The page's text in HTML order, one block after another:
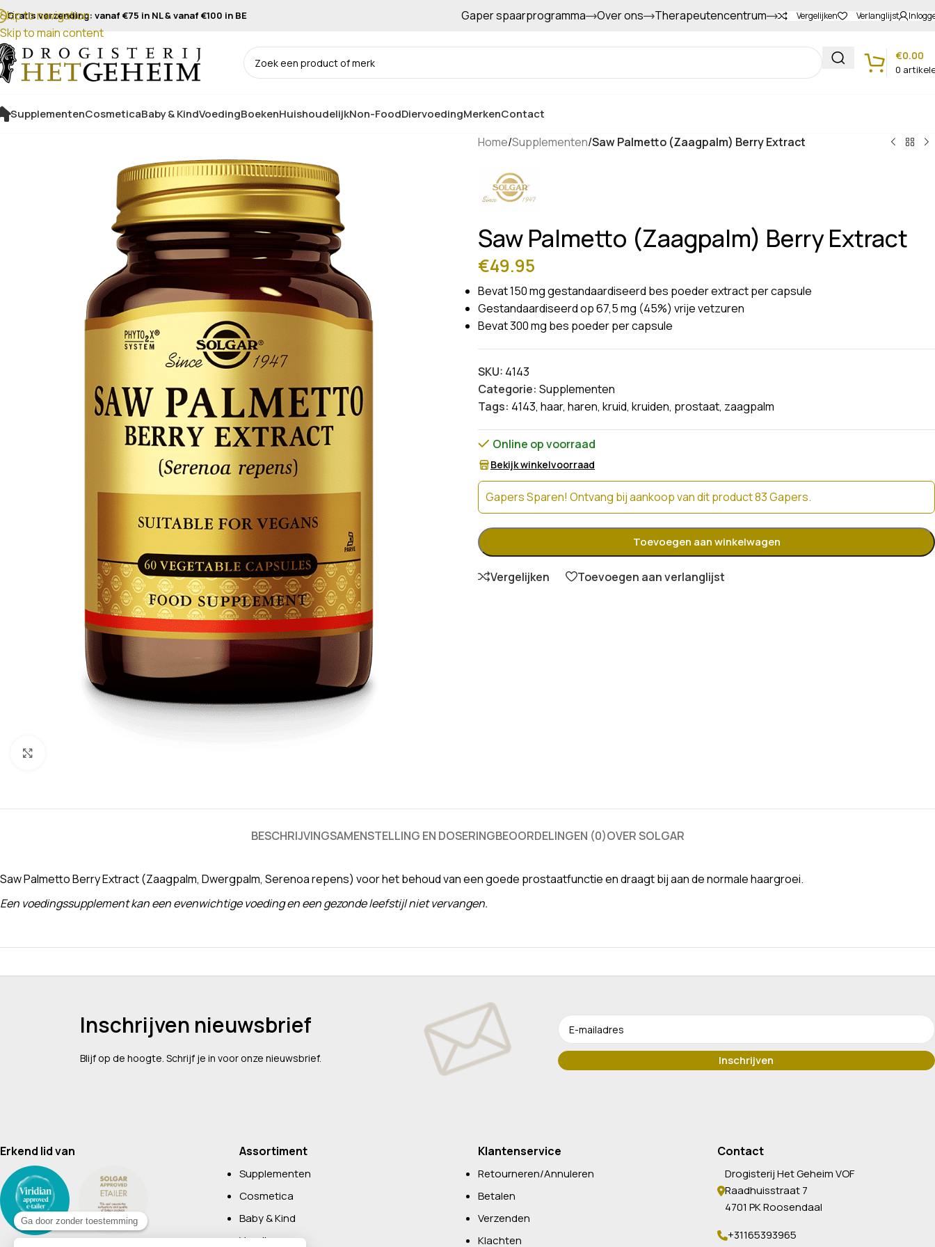
Skip to navigation
Skip to main content
Gratis verzending: vanaf €75 in NL & vanaf €100 in BE Gratis afhalen in de winkel Gapers sparen voor extra korting
Gaper spaarprogramma Over ons Therapeutencentrum Vergelijken Verlanglijst
0
€0.00
SupplementenCosmeticaBaby & KindVoedingBoekenHuishoudelijkNon-FoodDiervoedingMerkenContact
Home/Supplementen/Saw Palmetto (Zaagpalm) Berry Extract
Saw Palmetto (Zaagpalm) Berry Extract
€49.95
Bevat 150 mg gestandaardiseerd bes poeder extract per capsule
Gestandaardiseerd op 67,5 mg (45%) vrije vetzuren
Bevat 300 mg bes poeder per capsule
SKU: 4143
Categorie: Supplementen
Tags: 4143, haar, haren, kruid, kruiden, prostaat, zaagpalm
Online op voorraad
Bekijk winkelvoorraad
Gapers Sparen! Ontvang bij aankoop van dit product 83 Gapers.
Toevoegen aan winkelwagen
Vergelijken Toevoegen aan verlanglijst
BESCHRIJVINGSAMENSTELLING EN DOSERINGBEOORDELINGEN (0)OVER SOLGAR
Saw Palmetto Berry Extract (Zaagpalm, Dwergpalm, Serenoa repens) voor het behoud van een goede prostaatfunctie en draagt bij aan de normale haargroei.
Een voedingssupplement kan een evenwichtige voeding en een gezonde leefstijl niet vervangen.
Inschrijven nieuwsbrief
Blijf op de hoogte. Schrijf je in voor onze nieuwsbrief.
Erkend lid van Assortiment
Supplementen
Cosmetica
Baby & Kind
Voeding
Klantenservice
Retourneren/Annuleren
Betalen
Verzenden
Klachten
Contact
Drogisterij Het Geheim VOF
Raadhuisstraat 7
4701 PK Roosendaal
+31165393965